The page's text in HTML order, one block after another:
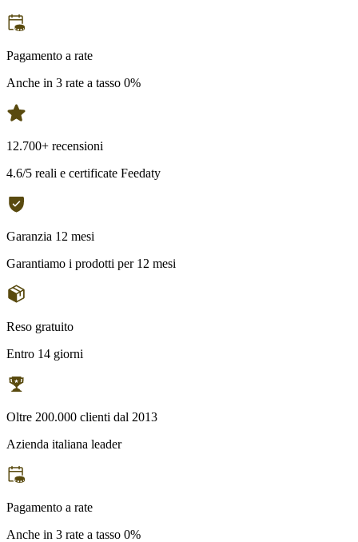
Pagamento a rate
Anche in 3 rate a tasso 0%
12.700+ recensioni
4.6/5 reali e certificate Feedaty
Garanzia 12 mesi
Garantiamo i prodotti per 12 mesi
Reso gratuito
Entro 14 giorni
Oltre 200.000 clienti dal 2013
Azienda italiana leader
Pagamento a rate
Anche in 3 rate a tasso 0%